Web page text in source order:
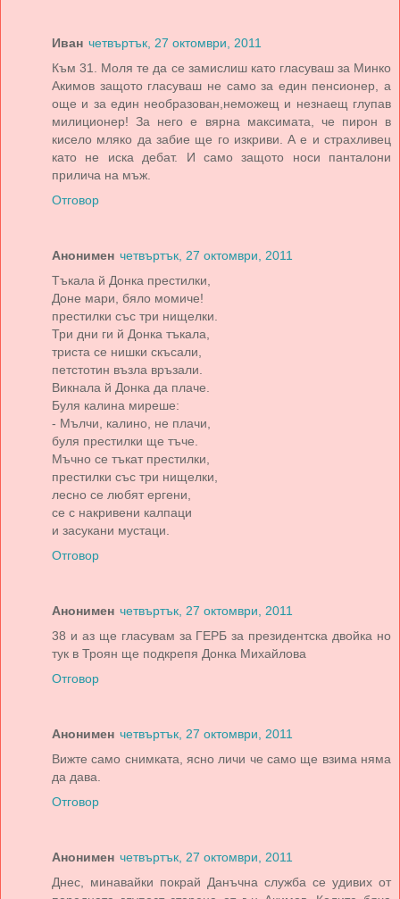
Иван четвъртък, 27 октомври, 2011
Към 31. Моля те да се замислиш като гласуваш за Минко
Акимов защото гласуваш не само за един пенсионер, а
още и за един необразован,неможещ и незнаещ глупав
милиционер! За него е вярна максимата, че пирон в
кисело мляко да забие ще го изкриви. А е и страхливец
като не иска дебат. И само защото носи панталони
прилича на мъж.
Отговор
Анонимен четвъртък, 27 октомври, 2011
Тъкала й Донка престилки,
Доне мари, бяло момиче!
престилки със три нищелки.
Три дни ги й Донка тъкала,
триста се нишки скъсали,
петстотин възла връзали.
Викнала й Донка да плаче.
Буля калина миреше:
- Мълчи, калино, не плачи,
буля престилки ще тъче.
Мъчно се тъкат престилки,
престилки със три нищелки,
лесно се любят ергени,
се с накривени калпаци
и засукани мустаци.
Отговор
Анонимен четвъртък, 27 октомври, 2011
38 и аз ще гласувам за ГЕРБ за президентска двойка но
тук в Троян ще подкрепя Донка Михайлова
Отговор
Анонимен четвъртък, 27 октомври, 2011
Вижте само снимката, ясно личи че само ще взима няма
да дава.
Отговор
Анонимен четвъртък, 27 октомври, 2011
Днес, минавайки покрай Данъчна служба се удивих от